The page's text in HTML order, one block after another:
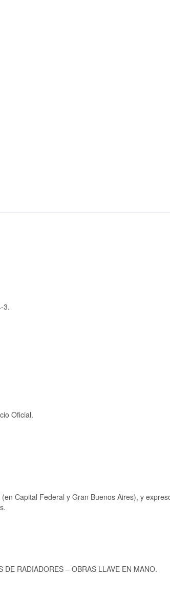
3.
Oficial.
Capital Federal y Gran Buenos Aires), y
RADIADORES – OBRAS LLAVE EN MANO.